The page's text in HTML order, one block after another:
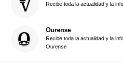
Recibe toda la actualidad y la
Ourense
Recibe toda la actualidad y la
Ourense